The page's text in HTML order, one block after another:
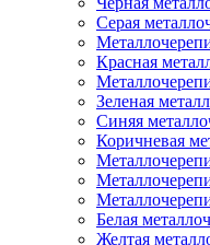
Серая
Красная
Зеленая
Синяя
Коричневая
Белая
Желтая